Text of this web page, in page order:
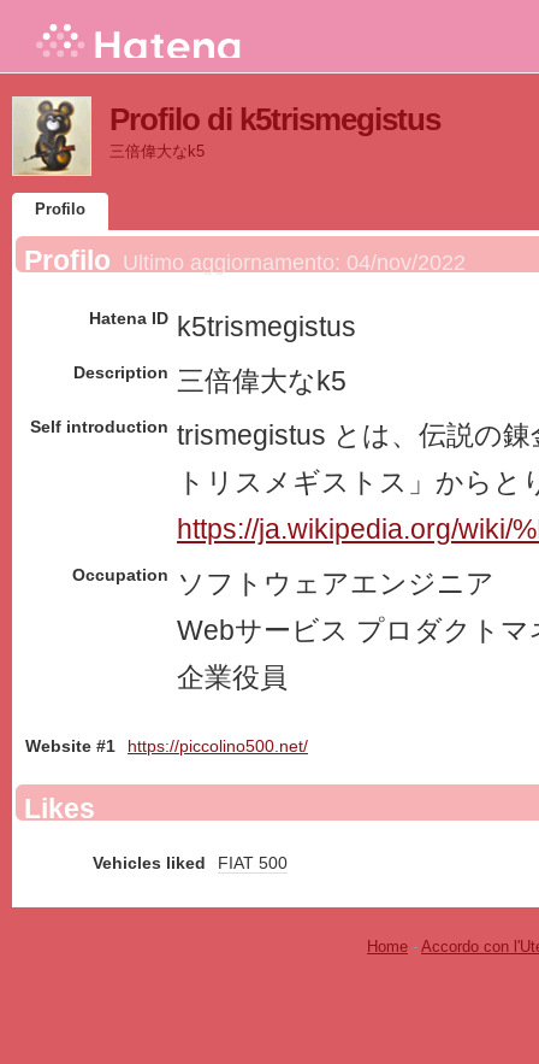
Profilo di k5trismegistus
三倍偉大なk5
Profilo
Profilo Ultimo aggiornamento: 04/nov/2022
Hatena ID k5trismegistus
Description 三倍偉大なk5
Self introduction trismegistus とは、伝説の
トリスメギストス」からと
https://ja.wikipedia.org/wiki/
Occupation
ソフトウェアエンジニア
Webサービス プロダクトマ
企業役員
Website #1 https://piccolino500.net/
Likes
Vehicles liked FIAT 500
Home - Accordo con